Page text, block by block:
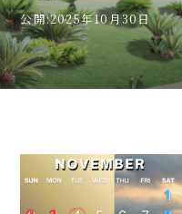
公開:2025年10月30日